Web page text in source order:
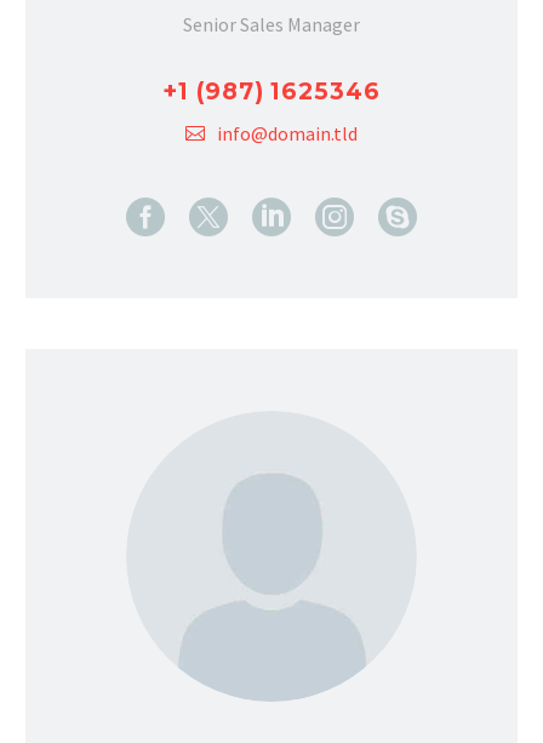
Senior Sales Manager
+1 (987) 1625346
info@domain.tld